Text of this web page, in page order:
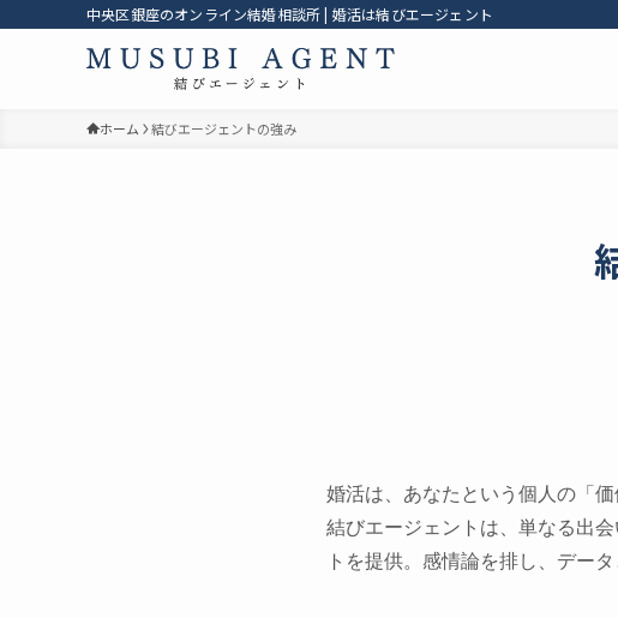
中央区銀座のオンライン結婚相談所 | 婚活は結びエージェント
ホーム 結びエージェントの強み
婚活は、あなたという個人の「
結びエージェントは、単なる出
トを提供。感情論を排し、デー